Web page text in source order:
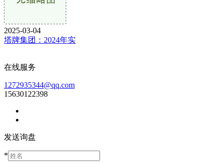
2025-03-04
塔牌集团：2024年实
在线服务
1272935344@qq.com
15630122398
发送询盘
*